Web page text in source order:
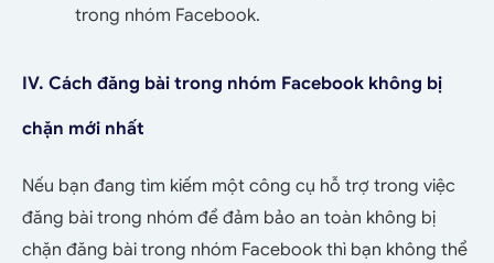
trong nhóm Facebook.
IV. Cách đăng bài trong nhóm Facebook không bị
chặn mới nhất
Nếu bạn đang tìm kiếm một công cụ hỗ trợ trong việc
đăng bài trong nhóm để đảm bảo an toàn không bị
chặn đăng bài trong nhóm Facebook thì bạn không thể